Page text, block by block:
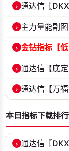
›
›
›
›
›
本日指标下载排行
›